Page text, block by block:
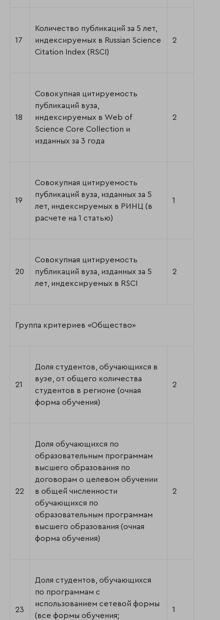
17
Количество публикаций за 5 лет,
индексируемых в Russian Science
Citation Index (RSCI)
2
18
Совокупная цитируемость
публикаций вуза,
индексируемых в Web of
Science Core Collection и
изданных за 3 года
2
19
Совокупная цитируемость
публикаций вуза, изданных за 5
лет, индексируемых в РИНЦ (в
расчете на 1 статью)
1
20
Совокупная цитируемость
публикаций вуза, изданных за 5
лет, индексируемых в RSCI
2
Группа критериев «Общество»
21
Доля студентов, обучающихся в
вузе, от общего количества
студентов в регионе (очная
форма обучения)
2
22
Доля обучающихся по
образовательным программам
высшего образования по
договорам о целевом обучении
в общей численности
обучающихся по
образовательным программам
высшего образования (очная
форма обучения)
2
23
Доля студентов, обучающихся
по программам с
использованием сетевой формы
(все формы обучения;
1